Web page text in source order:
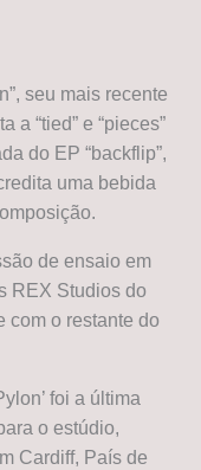
seu mais recente
a “tied” e “pieces”
do EP “backflip”,
uma bebida
de ensaio em
REX Studios do
com o restante do
foi a última
o estúdio,
Cardiff, País de